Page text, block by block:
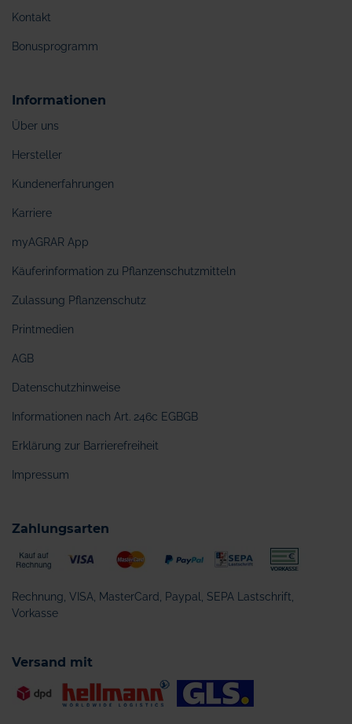
Kontakt
Bonusprogramm
Informationen
Über uns
Hersteller
Kundenerfahrungen
Karriere
myAGRAR App
Käuferinformation zu Pflanzenschutzmitteln
Zulassung Pflanzenschutz
Printmedien
AGB
Datenschutzhinweise
Informationen nach Art. 246c EGBGB
Erklärung zur Barrierefreiheit
Impressum
Zahlungsarten
Rechnung, VISA, MasterCard, Paypal, SEPA Lastschrift,
Vorkasse
Versand mit